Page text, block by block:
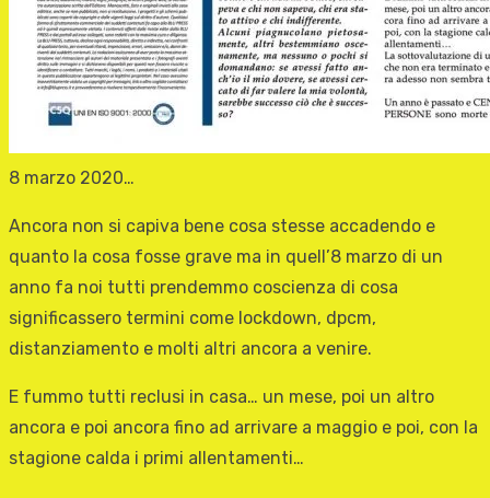
8 marzo 2020…
Ancora non si capiva bene cosa stesse accadendo e
quanto la cosa fosse grave ma in quell’8 marzo di un
anno fa noi tutti prendemmo coscienza di cosa
significassero termini come lockdown, dpcm,
distanziamento e molti altri ancora a venire.
E fummo tutti reclusi in casa… un mese, poi un altro
ancora e poi ancora fino ad arrivare a maggio e poi, con la
stagione calda i primi allentamenti…